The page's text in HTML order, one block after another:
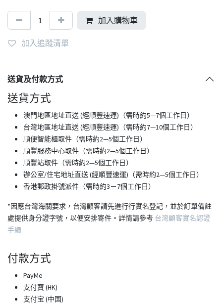
加入購物車
加入追蹤清單
送貨及付款方式
送貨方式
澳門地區地址直送 (經順豐速運)（需時約5—7個工作日）
台灣地區地址直送 (經順豐速運)（需時約7—10個工作日）
順便智能櫃取件（需時約2—5個工作日）
順豐服務中心取件（需時約2—5個工作日）
順豐站取件（需時約2—5個工作日）
​辦公室/住宅地址直送 (經順豐速運)（需時約2—5個工作日）
香港郵政掛號派件（需時約3－7個工作日）
*因應台灣海關要求，台灣顧客請先進行行實名登記，並於訂單備註
處提供身分證字號，以便安排寄件。詳情請參考 台灣顧客實名認證
手續
付款方式
PayMe
支付寶 (HK)
支付宝 (中国)